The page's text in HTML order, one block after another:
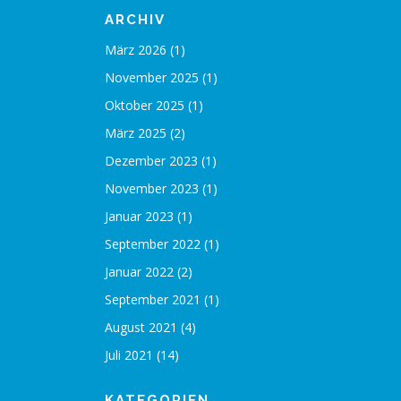
ARCHIV
März 2026 (1)
November 2025 (1)
Oktober 2025 (1)
März 2025 (2)
Dezember 2023 (1)
November 2023 (1)
Januar 2023 (1)
September 2022 (1)
Januar 2022 (2)
September 2021 (1)
August 2021 (4)
Juli 2021 (14)